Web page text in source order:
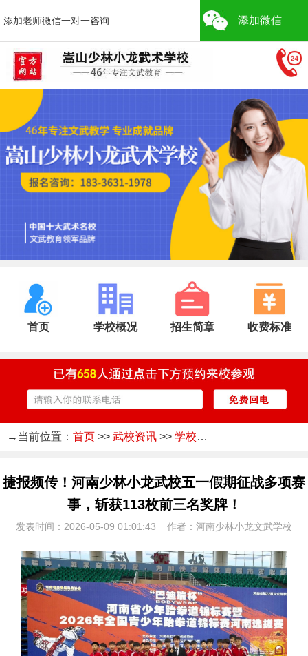
添加老师微信一对一咨询 添加微信
首页 学校概况 招生简章 收费标准
→当前位置： 首页 >> 武校资讯 >> 学校新闻
捷报频传！河南少林小龙武校五一假期征战多项赛
事，斩获113枚前三名奖牌！
发表时间：2026-05-09 01:01:43 作者：河南少林小龙文武学校